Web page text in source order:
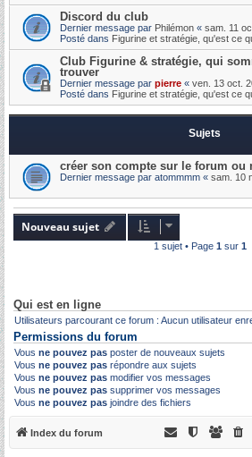
Discord du club
Dernier message par Philémon « sam. 11
Posté dans Figurine et stratégie, qu'est ce
Club Figurine & stratégie, qui
trouver
Dernier message par pierre « ven. 13 oct.
Posté dans Figurine et stratégie, qu'est ce
Sujets
créer son compte sur le forum ou
Dernier message par atommmm « sam. 10
Nouveau sujet
1 sujet • Page 1 sur 1
Qui est en ligne
Utilisateurs parcourant ce forum : Aucun utilisateur
Permissions du forum
Vous ne pouvez pas poster de nouveaux sujets
Vous ne pouvez pas répondre aux sujets
Vous ne pouvez pas modifier vos messages
Vous ne pouvez pas supprimer vos messages
Vous ne pouvez pas joindre des fichiers
Index du forum